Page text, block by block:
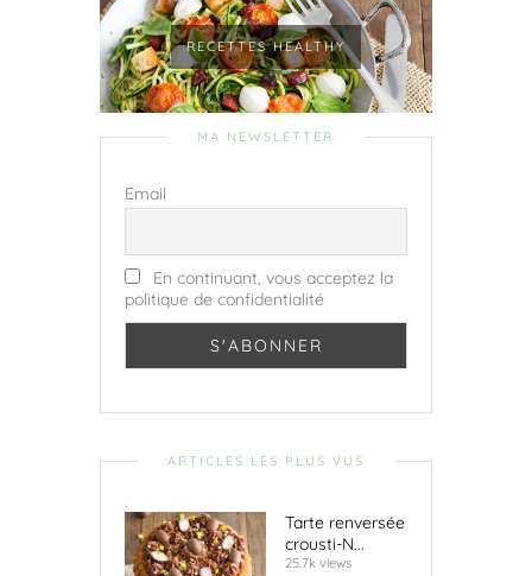
RECETTES HEALTHY
MA NEWSLETTER
Email
En continuant, vous acceptez la
politique de confidentialité
ARTICLES LES PLUS VUS
.
Tarte renversée
crousti-N...
25.7k views